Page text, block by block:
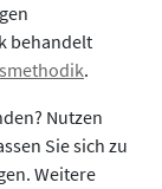
behandelt
.
Nutzen
Sie sich zu
Weitere